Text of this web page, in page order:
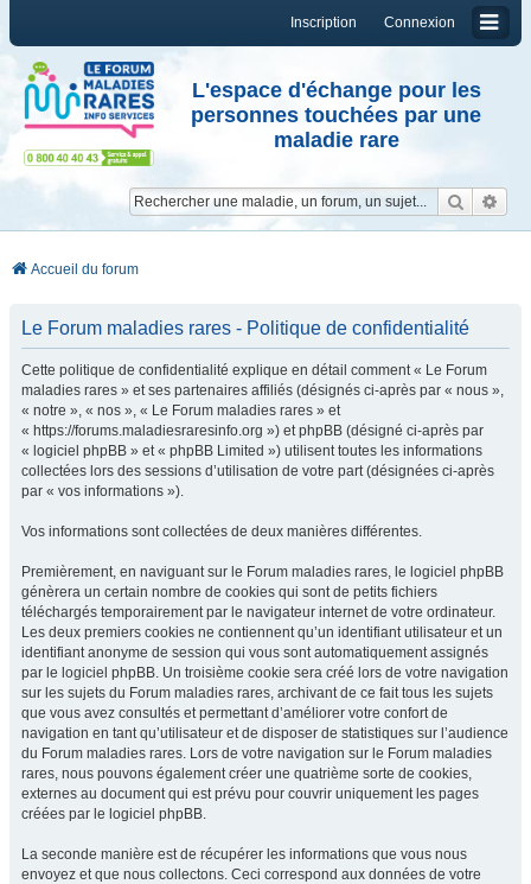
Connexion
Inscription
L'espace d'échange pour les
personnes touchées par une
maladie rare
Accueil du forum
Le Forum maladies rares - Politique de confidentialité
Cette politique de confidentialité explique en détail comment « Le Forum
maladies rares » et ses partenaires affiliés (désignés ci-après par « nous »,
« notre », « nos », « Le Forum maladies rares » et
« https://forums.maladiesraresinfo.org ») et phpBB (désigné ci-après par
« logiciel phpBB » et « phpBB Limited ») utilisent toutes les informations
collectées lors des sessions d’utilisation de votre part (désignées ci-après
par « vos informations »).
Vos informations sont collectées de deux manières différentes.
Premièrement, en naviguant sur le Forum maladies rares, le logiciel phpBB
génèrera un certain nombre de cookies qui sont de petits fichiers
téléchargés temporairement par le navigateur internet de votre ordinateur.
Les deux premiers cookies ne contiennent qu’un identifiant utilisateur et un
identifiant anonyme de session qui vous sont automatiquement assignés
par le logiciel phpBB. Un troisième cookie sera créé lors de votre navigation
sur les sujets du Forum maladies rares, archivant de ce fait tous les sujets
que vous avez consultés et permettant d’améliorer votre confort de
navigation en tant qu’utilisateur et de disposer de statistiques sur l’audience
du Forum maladies rares. Lors de votre navigation sur le Forum maladies
rares, nous pouvons également créer une quatrième sorte de cookies,
externes au document qui est prévu pour couvrir uniquement les pages
créées par le logiciel phpBB.
La seconde manière est de récupérer les informations que vous nous
envoyez et que nous collectons. Ceci correspond aux données de votre